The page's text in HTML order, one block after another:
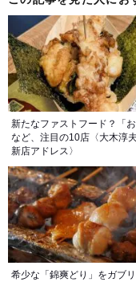
新たなファストフード？「お
など、注目の10店〈大木淳
新店アドレス〉
希少な「錦爽どり」をガブ